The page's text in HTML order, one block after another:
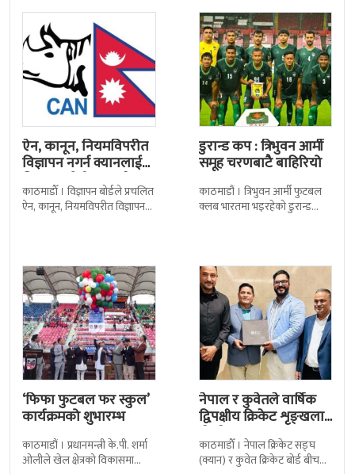
ऐन, कानून, नियमविपरीत
विज्ञापन नगर्न क्यानलाई
विज्ञापन बोर्डद्वारा सचेत
काठमाडाैँ । विज्ञापन बोर्डले प्रचलित
ऐन, कानून, नियमविपरीत विज्ञापन
डुरान्ड कप : त्रिभुवन आर्मी
समूह चरणबाटै बाहिरियो
काठमाडौं । त्रिभुवन आर्मी फुटबल
क्लब भारतमा भइरहेको डुरान्ड
‘फिफा फुटबल फर स्कुल’
कार्यक्रमको शुभारम्भ
काठमाडौं । प्रधानमन्त्री के.पी. शर्मा
ओलीले खेल क्षेत्रको विकासमा
नेपाल र कुवेतले वार्षिक
द्विपक्षीय क्रिकेट शृङ्खला
खेल्ने
काठमाडाैँ । नेपाल क्रिकेट सङ्घ
(क्यान) र कुवेत क्रिकेट बोर्ड बीच